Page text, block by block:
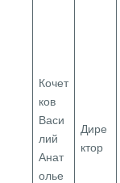
Кочет
ков
Васи
лий
Анат
олье
Дире
ктор